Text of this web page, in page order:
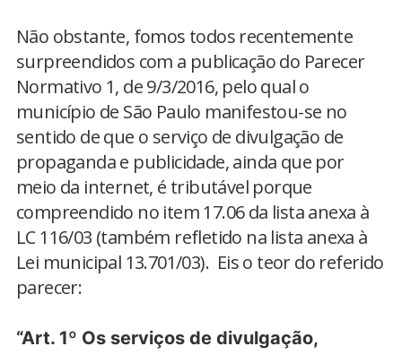
Não obstante, fomos todos recentemente
surpreendidos com a publicação do Parecer
Normativo 1, de 9/3/2016, pelo qual o
município de São Paulo manifestou-se no
sentido de que o serviço de divulgação de
propaganda e publicidade, ainda que por
meio da internet, é tributável porque
compreendido no item 17.06 da lista anexa à
LC 116/03 (também refletido na lista anexa à
Lei municipal 13.701/03). Eis o teor do referido
parecer:
“Art. 1º Os serviços de divulgação,